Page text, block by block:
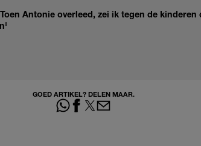
Antonie overleed, zei ik tegen de
GOED ARTIKEL? DELEN MAAR.